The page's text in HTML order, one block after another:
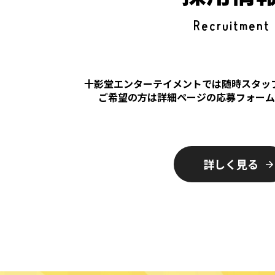
Recruitment
十影堂エンターテイメントでは随時スタ
ご希望の方は詳細ページの応募フォー
詳しく見る